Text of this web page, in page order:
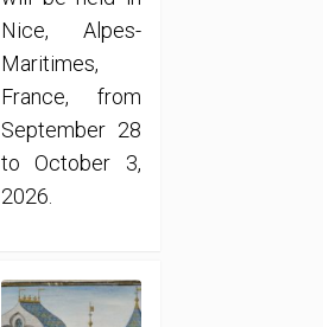
Nice, Alpes-
Maritimes,
France, from
September 28
to October 3,
2026.